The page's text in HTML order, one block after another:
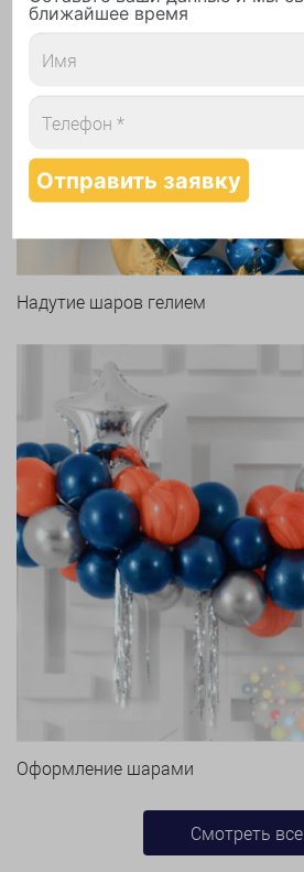
Надутие шаров гелием
Оформление шарами
Смотреть все
ближайшее время